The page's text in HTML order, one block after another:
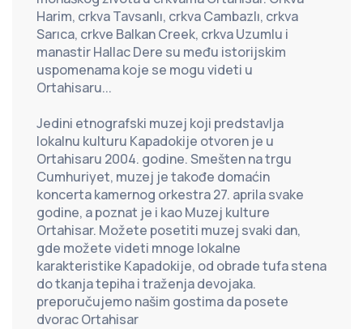
Harim, crkva Tavsanlı, crkva Cambazlı, crkva
Sarıca, crkve Balkan Creek, crkva Uzumlu i
manastir Hallac Dere su među istorijskim
uspomenama koje se mogu videti u
Ortahisaru...
Jedini etnografski muzej koji predstavlja
lokalnu kulturu Kapadokije otvoren je u
Ortahisaru 2004. godine. Smešten na trgu
Cumhuriyet, muzej je takođe domaćin
koncerta kamernog orkestra 27. aprila svake
godine, a poznat je i kao Muzej kulture
Ortahisar. Možete posetiti muzej svaki dan,
gde možete videti mnoge lokalne
karakteristike Kapadokije, od obrade tufa stena
do tkanja tepiha i traženja devojaka.
preporučujemo našim gostima da posete
dvorac Ortahisar